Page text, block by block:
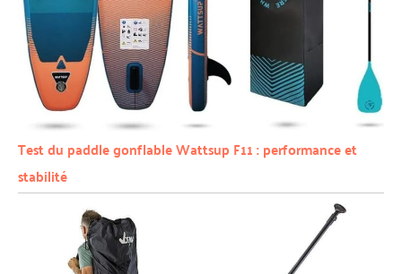
Test du paddle gonflable Wattsup F11 : performance et
stabilité